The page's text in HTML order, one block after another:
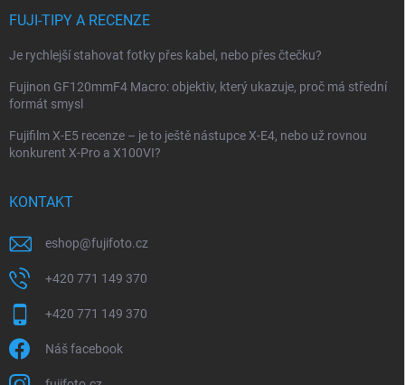
FUJI-TIPY A RECENZE
Je rychlejší stahovat fotky přes kabel, nebo přes čtečku?
Fujinon GF120mmF4 Macro: objektiv, který ukazuje, proč má střední
formát smysl
Fujifilm X-E5 recenze – je to ještě nástupce X-E4, nebo už rovnou
konkurent X-Pro a X100VI?
KONTAKT
eshop@fujifoto.cz
+420 771 149 370
+420 771 149 370
Náš facebook